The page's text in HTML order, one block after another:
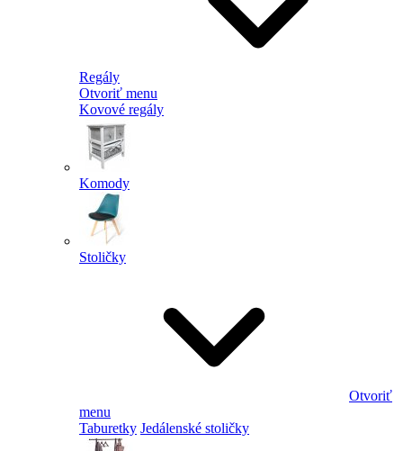
Regály
Otvoriť menu
Kovové regály
Komody
Stoličky
Otvoriť
menu
Taburetky Jedálenské stoličky